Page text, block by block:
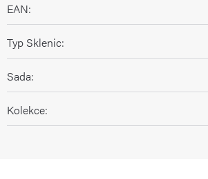
EAN:
Typ Sklenic:
Sada:
Kolekce: